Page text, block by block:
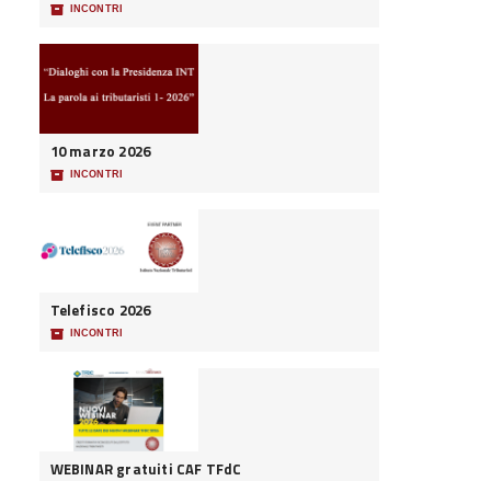
📦 INCONTRI
10 marzo 2026
📦 INCONTRI
Telefisco 2026
📦 INCONTRI
WEBINAR gratuiti CAF TFdC